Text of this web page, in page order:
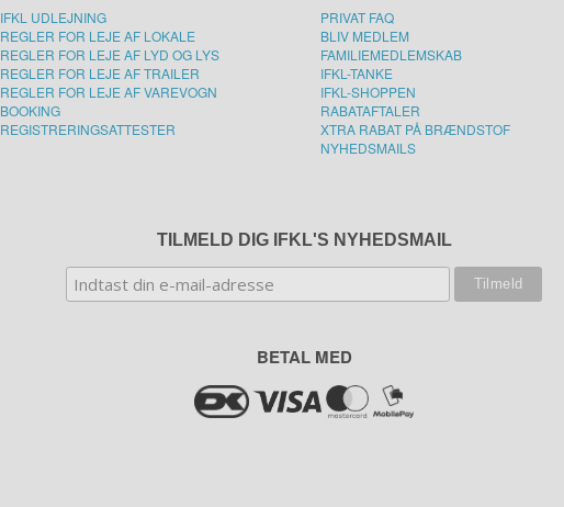
IFKL UDLEJNING
REGLER FOR LEJE AF LOKALE
REGLER FOR LEJE AF LYD OG LYS
REGLER FOR LEJE AF TRAILER
REGLER FOR LEJE AF VAREVOGN
BOOKING
REGISTRERINGSATTESTER
PRIVAT FAQ
BLIV MEDLEM
FAMILIEMEDLEMSKAB
IFKL-TANKE
IFKL-SHOPPEN
RABATAFTALER
XTRA RABAT PÅ BRÆNDSTOF
NYHEDSMAILS
TILMELD DIG IFKL'S NYHEDSMAIL
BETAL MED